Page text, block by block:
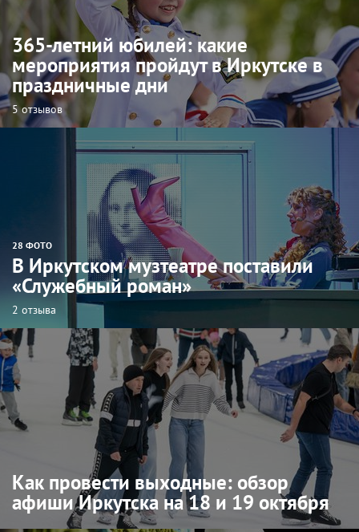
365-летний юбилей: какие
мероприятия пройдут в Иркутске в
праздничные дни
5 отзывов
28 ФОТО
В Иркутском музтеатре поставили
«Служебный роман»
2 отзыва
Как провести выходные: обзор
афиши Иркутска на 18 и 19 октября